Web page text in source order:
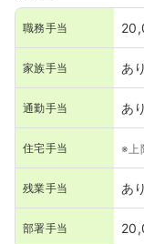
職務手当
家族手当 あり
通勤手当 あり
住宅手当 ※上
残業手当 あり
部署手当